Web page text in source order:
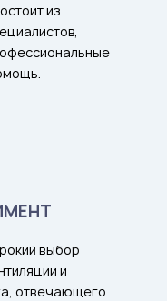
из
выбор
и
отвечающего